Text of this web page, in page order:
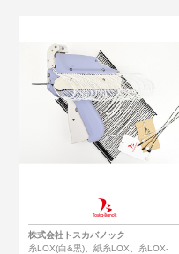
株式会社トスカバノック
糸LOX(白&黒)、紙糸LOX、糸LOX-